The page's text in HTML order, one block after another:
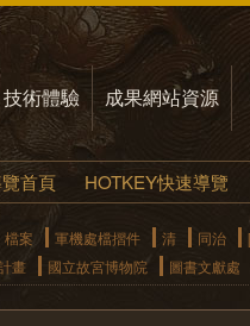
技術體驗 成果網站資源
首頁 HOTKEY快速導覽
檔案 軍機處檔摺件 清 同治
畫 國立故宮博物院 圖書文獻處